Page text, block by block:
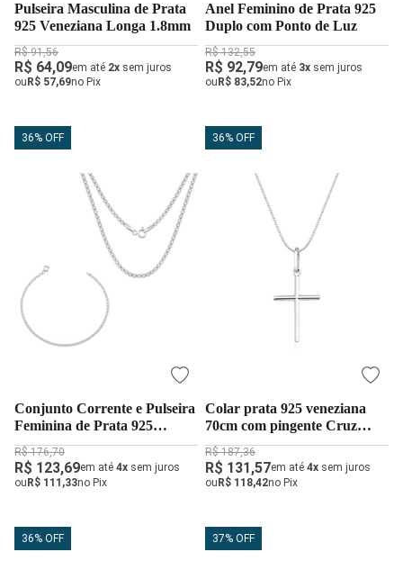
Pulseira Masculina de Prata
925 Veneziana Longa 1.8mm
R$ 91,56
R$ 64,09em até 2x sem juros
ou R$ 57,69no Pix
Anel Feminino de Prata 925
Duplo com Ponto de Luz
R$ 132,55
R$ 92,79em até 3x sem juros
ou R$ 83,52no Pix
36% OFF
Conjunto Corrente e Pulseira
Feminina de Prata 925
Bismark 45cm 2mm
R$ 176,70
R$ 123,69em até 4x sem juros
ouR$ 111,33no Pix
36% OFF
Colar prata 925 veneziana
70cm com pingente Cruz
1,8cm
R$ 187,36
R$ 131,57em até 4x sem juros
ouR$ 118,42no Pix
36% OFF 37% OFF